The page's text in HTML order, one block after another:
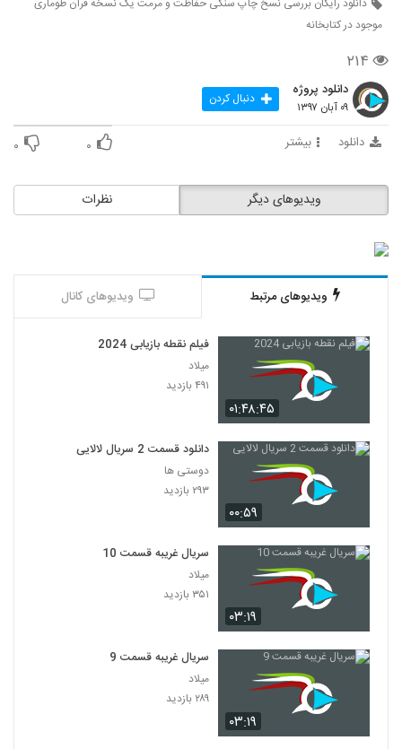
دانلود رایگان بررسی نسخ چاپ سنگی حفاظت و مرمت یک نسخه قرآن طوماری
موجود در کتابخانه
۲۱۴
دانلود پروژه
۰۹ آبان ۱۳۹۷ دنبال کردن
دانلود بیشتر ۰ ۰
نظرات ویدیوهای دیگر
ویدیوهای مرتبط ویدیوهای کانال
۰۱:۴۸:۴۵
فیلم نقطه بازیابی 2024
میلاد
۴۹۱ بازدید
۰۰:۵۹
دانلود قسمت 2 سریال لالایی
دوستی ها
۲۹۳ بازدید
۰۳:۱۹
سریال غریبه قسمت 10
میلاد
۳۵۱ بازدید
۰۳:۱۹
سریال غریبه قسمت 9
میلاد
۲۸۹ بازدید